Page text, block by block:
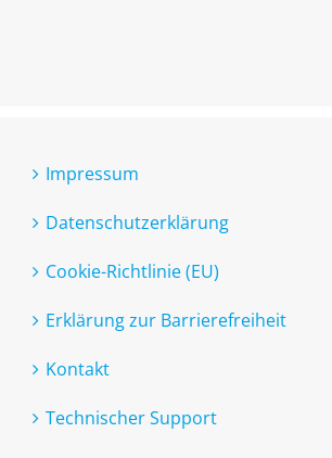
Impressum
Datenschutzerklärung
Cookie-Richtlinie (EU)
Erklärung zur Barrierefreiheit
Kontakt
Technischer Support